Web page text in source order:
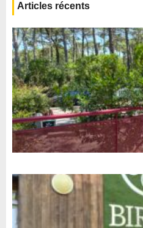
Articles récents